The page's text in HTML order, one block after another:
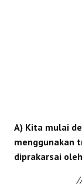
A) Kita mulai
menggunakan
diprakarsai